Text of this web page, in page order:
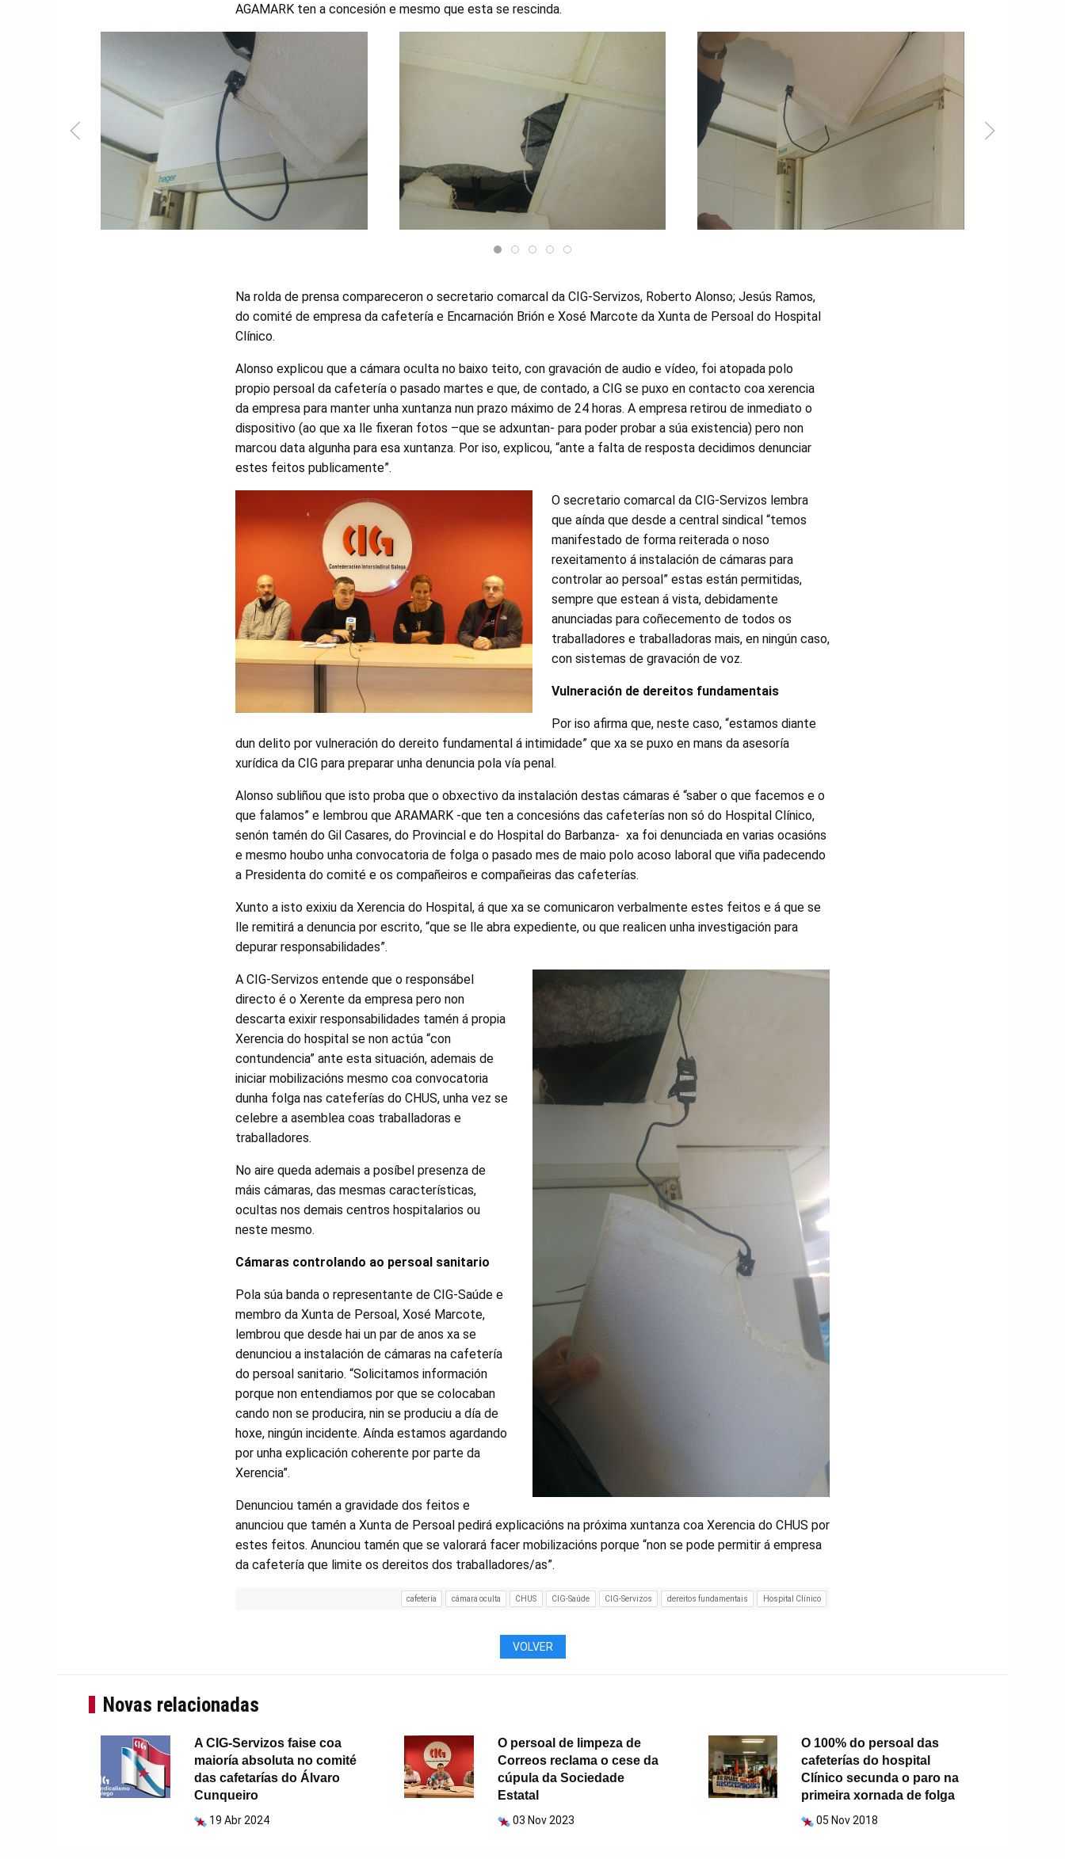
AGAMARK ten a concesión e mesmo que esta se rescinda.
Na rolda de prensa compareceron o secretario comarcal da CIG-Servizos, Roberto Alonso; Jesús Ramos,
do comité de empresa da cafetería e Encarnación Brión e Xosé Marcote da Xunta de Persoal do Hospital
Clínico.
Alonso explicou que a cámara oculta no baixo teito, con gravación de audio e vídeo, foi atopada polo
propio persoal da cafetería o pasado martes e que, de contado, a CIG se puxo en contacto coa xerencia
da empresa para manter unha xuntanza nun prazo máximo de 24 horas. A empresa retirou de inmediato o
dispositivo (ao que xa lle fixeran fotos –que se adxuntan- para poder probar a súa existencia) pero non
marcou data algunha para esa xuntanza. Por iso, explicou, “ante a falta de resposta decidimos denunciar
estes feitos publicamente”.
O secretario comarcal da CIG-Servizos lembra
que aínda que desde a central sindical “temos
manifestado de forma reiterada o noso
rexeitamento á instalación de cámaras para
controlar ao persoal” estas están permitidas,
sempre que estean á vista, debidamente
anunciadas para coñecemento de todos os
traballadores e traballadoras mais, en ningún caso,
con sistemas de gravación de voz.
Vulneración de dereitos fundamentais
Por iso afirma que, neste caso, “estamos diante
dun delito por vulneración do dereito fundamental á intimidade” que xa se puxo en mans da asesoría
xurídica da CIG para preparar unha denuncia pola vía penal.
Alonso subliñou que isto proba que o obxectivo da instalación destas cámaras é “saber o que facemos e o
que falamos” e lembrou que ARAMARK -que ten a concesións das cafeterías non só do Hospital Clínico,
senón tamén do Gil Casares, do Provincial e do Hospital do Barbanza- xa foi denunciada en varias ocasións
e mesmo houbo unha convocatoria de folga o pasado mes de maio polo acoso laboral que viña padecendo
a Presidenta do comité e os compañeiros e compañeiras das cafeterías.
Xunto a isto exixiu da Xerencia do Hospital, á que xa se comunicaron verbalmente estes feitos e á que se
lle remitirá a denuncia por escrito, “que se lle abra expediente, ou que realicen unha investigación para
depurar responsabilidades”.
A CIG-Servizos entende que o responsábel
directo é o Xerente da empresa pero non
descarta exixir responsabilidades tamén á propia
Xerencia do hospital se non actúa “con
contundencia” ante esta situación, ademais de
iniciar mobilizacións mesmo coa convocatoria
dunha folga nas cateferías do CHUS, unha vez se
celebre a asemblea coas traballadoras e
traballadores.
No aire queda ademais a posíbel presenza de
máis cámaras, das mesmas características,
ocultas nos demais centros hospitalarios ou
neste mesmo.
Cámaras controlando ao persoal sanitario
Pola súa banda o representante de CIG-Saúde e
membro da Xunta de Persoal, Xosé Marcote,
lembrou que desde hai un par de anos xa se
denunciou a instalación de cámaras na cafetería
do persoal sanitario. “Solicitamos información
porque non entendiamos por que se colocaban
cando non se producira, nin se produciu a día de
hoxe, ningún incidente. Aínda estamos agardando
por unha explicación coherente por parte da
Xerencia”.
Denunciou tamén a gravidade dos feitos e
anunciou que tamén a Xunta de Persoal pedirá explicacións na próxima xuntanza coa Xerencia do CHUS por
estes feitos. Anunciou tamén que se valorará facer mobilizacións porque “non se pode permitir á empresa
da cafetería que limite os dereitos dos traballadores/as”.
cafetería cámara oculta CHUS CIG-Saúde CIG-Servizos dereitos fundamentais Hospital Clínico
VOLVER
Novas relacionadas
A CIG-Servizos faise coa
maioría absoluta no comité
das cafetarías do Álvaro
Cunqueiro
19 Abr 2024
O persoal de limpeza de
Correos reclama o cese da
cúpula da Sociedade
Estatal
03 Nov 2023
O 100% do persoal das
cafeterías do hospital
Clínico secunda o paro na
primeira xornada de folga
05 Nov 2018